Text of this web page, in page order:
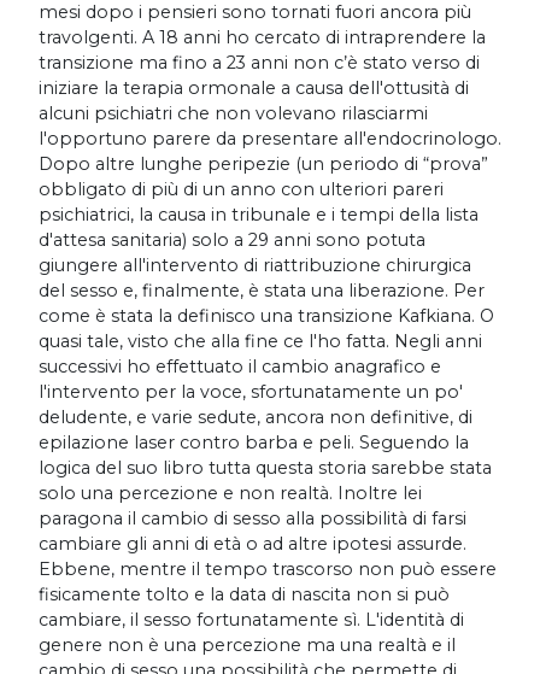
mesi dopo i pensieri sono tornati fuori ancora più
travolgenti. A 18 anni ho cercato di intraprendere la
transizione ma fino a 23 anni non c’è stato verso di
iniziare la terapia ormonale a causa dell'ottusità di
alcuni psichiatri che non volevano rilasciarmi
l'opportuno parere da presentare all'endocrinologo.
Dopo altre lunghe peripezie (un periodo di “prova”
obbligato di più di un anno con ulteriori pareri
psichiatrici, la causa in tribunale e i tempi della lista
d'attesa sanitaria) solo a 29 anni sono potuta
giungere all'intervento di riattribuzione chirurgica
del sesso e, finalmente, è stata una liberazione. Per
come è stata la definisco una transizione Kafkiana. O
quasi tale, visto che alla fine ce l'ho fatta. Negli anni
successivi ho effettuato il cambio anagrafico e
l'intervento per la voce, sfortunatamente un po'
deludente, e varie sedute, ancora non definitive, di
epilazione laser contro barba e peli. Seguendo la
logica del suo libro tutta questa storia sarebbe stata
solo una percezione e non realtà. Inoltre lei
paragona il cambio di sesso alla possibilità di farsi
cambiare gli anni di età o ad altre ipotesi assurde.
Ebbene, mentre il tempo trascorso non può essere
fisicamente tolto e la data di nascita non si può
cambiare, il sesso fortunatamente sì. L'identità di
genere non è una percezione ma una realtà e il